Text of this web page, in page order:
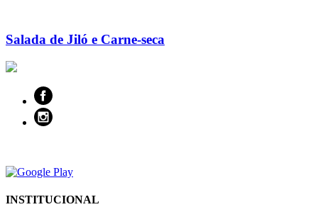
Salada de Jiló e Carne-seca
INSTITUCIONAL